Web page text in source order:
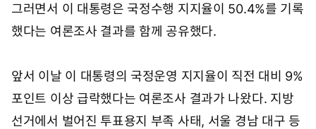
그러면서 이 대통령은 국정수행 지지율이 50.4%를 기록
했다는 여론조사 결과를 함께 공유했다.
앞서 이날 이 대통령의 국정운영 지지율이 직전 대비 9%
포인트 이상 급락했다는 여론조사 결과가 나왔다. 지방
선거에서 벌어진 투표용지 부족 사태, 서울 경남 대구 등